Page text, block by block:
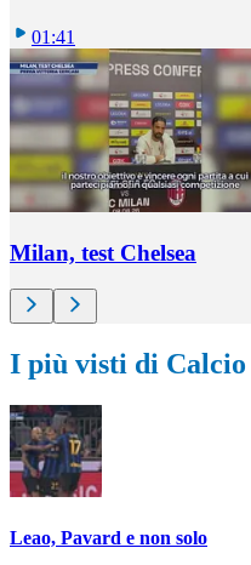
01:41
Milan, test Chelsea
I più visti di Calcio
Leao, Pavard e non solo